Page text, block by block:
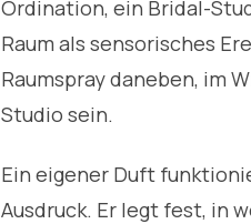
Ordination, ein Bridal-
Raum als sensorisches
Raumspray daneben, im
Studio sein.
Ein eigener Duft
Ausdruck. Er legt fest, in